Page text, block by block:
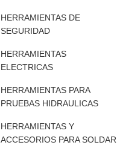
HERRAMIENTAS DE
SEGURIDAD
HERRAMIENTAS
ELECTRICAS
HERRAMIENTAS PARA
PRUEBAS HIDRAULICAS
HERRAMIENTAS Y
ACCESORIOS PARA SOLDAR